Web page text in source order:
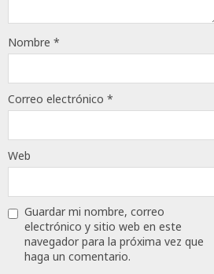
Nombre *
Correo electrónico *
Web
Guardar mi nombre, correo
electrónico y sitio web en este
navegador para la próxima vez que
haga un comentario.